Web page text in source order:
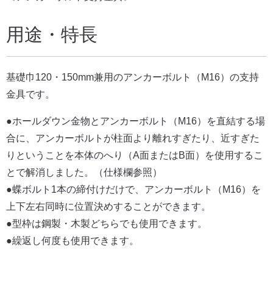
用途・特長
基礎巾120・150mm兼用のアンカーボルト（M16）の支持
金具です。
●ホールダウン金物とアンカーボルト（M16）を直結する場
合に、アンカーボルトが柱面より離れすぎたり、近すぎた
りということを本体のへり（A面またはB面）を使用するこ
とで解消しました。（仕様欄参照）
●蝶ボルト1本の締付けだけで、アンカーボルト（M16）を
上下左右同時に位置決めすることができます。
●型枠は鋼製・木製どちらでも使用できます。
●繰返し何度も使用できます。